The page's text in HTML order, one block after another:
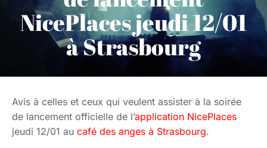
NicePlaces jeudi 12/01
à Strasbourg
Avis à celles et ceux qui veulent assister à la soirée
de lancement officielle de l’application NicePlaces
jeudi 12/01 au café des anges à Strasbourg.